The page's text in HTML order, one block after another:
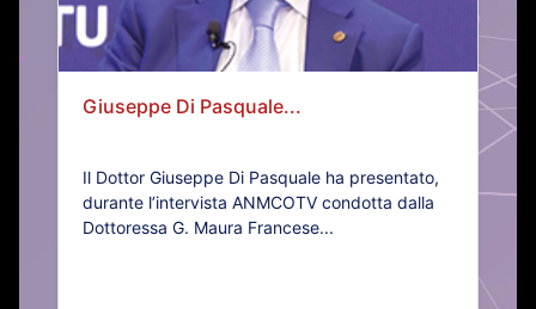
Giuseppe Di Pasquale...
Il Dottor Giuseppe Di Pasquale ha presentato,
durante l’intervista ANMCOTV condotta dalla
Dottoressa G. Maura Francese...